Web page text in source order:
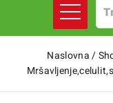
Naslovna/